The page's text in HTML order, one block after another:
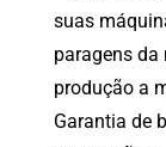
suas
paragens da
produção a
Garantia de